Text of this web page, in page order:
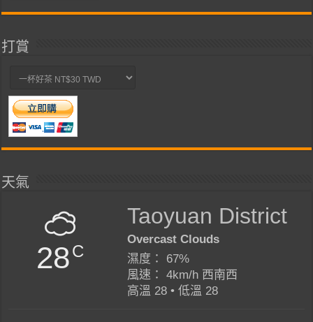
打賞
天氣
28C
Taoyuan District
Overcast Clouds
濕度： 67%
風速： 4km/h 西南西
高溫 28 • 低溫 28